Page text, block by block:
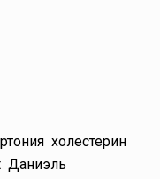
холестерин
Даниэль